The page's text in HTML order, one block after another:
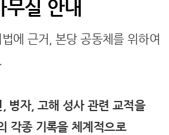
무실 안내
에 근거, 본당 공동체를 위하여
병자, 고해 성사 관련 교적을
각종 기록을 체계적으로